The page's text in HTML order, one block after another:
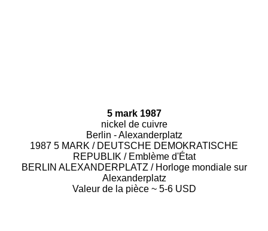
5 mark 1987
nickel de cuivre
Berlin - Alexanderplatz
1987 5 MARK / DEUTSCHE DEMOKRATISCHE
REPUBLIK / Emblème d'État
BERLIN ALEXANDERPLATZ / Horloge mondiale sur
Alexanderplatz
Valeur de la pièce ~ 5-6 USD